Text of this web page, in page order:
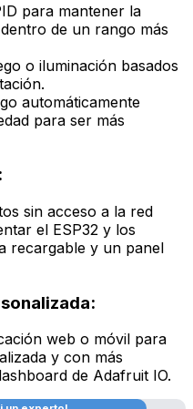
para mantener la
de un rango más
o iluminación basados
automáticamente
para ser más
sin acceso a la red
el ESP32 y los
recargable y un panel
web o móvil para
y con más
de Adafruit IO.